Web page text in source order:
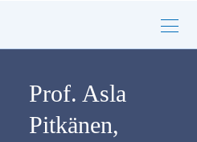
Prof. Asla
Pitkänen,